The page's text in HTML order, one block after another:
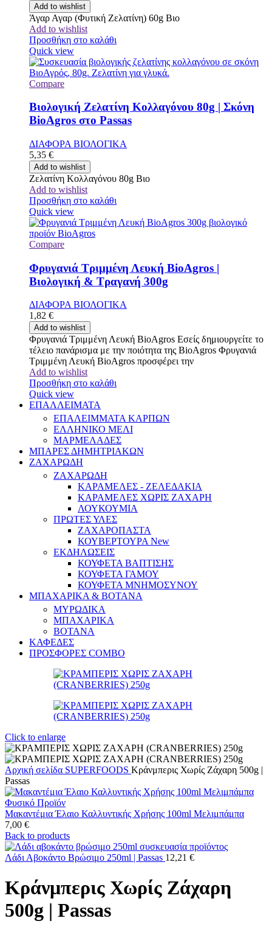
Add to wishlist
Άγαρ Αγαρ (Φυτική Ζελατίνη) 60g Βιο
Add to wishlist
Προσθήκη στο καλάθι
Quick view
Compare
Βιολογική Ζελατίνη Κολλαγόνου 80g | Σκόνη
BioAgros στο Passas
ΔΙΑΦΟΡΑ ΒΙΟΛΟΓΙΚΑ
5,35 €
Add to wishlist
Ζελατίνη Κολλαγόνου 80g Βιο
Add to wishlist
Προσθήκη στο καλάθι
Quick view
Compare
Φρυγανιά Τριμμένη Λευκή BioAgros |
Βιολογική & Τραγανή 300g
ΔΙΑΦΟΡΑ ΒΙΟΛΟΓΙΚΑ
1,82 €
Add to wishlist
Φρυγανιά Τριμμένη Λευκή BioAgros Εσείς δημιουργείτε το
τέλειο πανάρισμα με την ποιότητα της BioAgros Φρυγανιά
Τριμμένη Λευκή BioAgros προσφέρει την
Add to wishlist
Προσθήκη στο καλάθι
Quick view
ΕΠΑΛΛΕΙΜΑΤΑ
ΕΠΑΛΕΙΜΜΑΤΑ ΚΑΡΠΩΝ
ΕΛΛΗΝΙΚΟ ΜΕΛΙ
ΜΑΡΜΕΛΑΔΕΣ
ΜΠΑΡΕΣ ΔΗΜΗΤΡΙΑΚΩΝ
ΖΑΧΑΡΩΔΗ
ΖΑΧΑΡΩΔΗ
ΚΑΡΑΜΕΛΕΣ - ΖΕΛΕΔΑΚΙΑ
ΚΑΡΑΜΕΛΕΣ ΧΩΡΙΣ ΖΑΧΑΡΗ
ΛΟΥΚΟΥΜΙΑ
ΠΡΩΤΕΣ ΥΛΕΣ
ΖΑΧΑΡΟΠΑΣΤΑ
ΚΟΥΒΕΡΤΟΥΡΑNew
ΕΚΔΗΛΩΣΕΙΣ
ΚΟΥΦΕΤΑ ΒΑΠΤΙΣΗΣ
ΚΟΥΦΕΤΑ ΓΑΜΟΥ
ΚΟΥΦΕΤΑ ΜΝΗΜΟΣΥΝΟΥ
ΜΠΑΧΑΡΙΚΑ & ΒΟΤΑΝΑ
ΜΥΡΩΔΙΚΑ
ΜΠΑΧΑΡΙΚΑ
ΒΟΤΑΝΑ
ΚΑΦΕΔΕΣ
ΠΡΟΣΦΟΡΕΣ COMBO
Click to enlarge
Αρχική σελίδα SUPERFOODS Κράνμπερις Χωρίς Ζάχαρη 500g |
Passas
Μακαντέμια Έλαιο Καλλυντικής Χρήσης 100ml Μελιμπάμπα
7,00 €
Back to products
Λάδι Αβοκάντο Βρώσιμο 250ml | Passas 12,21 €
Κράνμπερις Χωρίς Ζάχαρη
500g | Passas